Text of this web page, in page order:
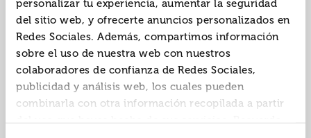
personalizar tu experiencia, aumentar la seguridad
del sitio web, y ofrecerte anuncios personalizados en
Redes Sociales. Además, compartimos información
sobre el uso de nuestra web con nuestros
colaboradores de confianza de Redes Sociales,
publicidad y análisis web, los cuales pueden
combinarla con otra información recopilada a partir
del uso que hayas hecho de sus servicios. Recuerda